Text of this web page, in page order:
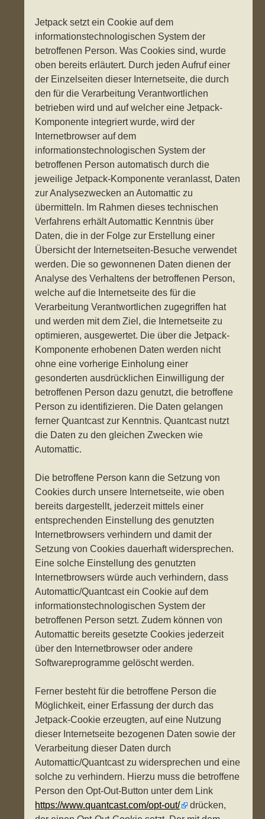
Jetpack setzt ein Cookie auf dem
informationstechnologischen System der
betroffenen Person. Was Cookies sind, wurde
oben bereits erläutert. Durch jeden Aufruf einer
der Einzelseiten dieser Internetseite, die durch
den für die Verarbeitung Verantwortlichen
betrieben wird und auf welcher eine Jetpack-
Komponente integriert wurde, wird der
Internetbrowser auf dem
informationstechnologischen System der
betroffenen Person automatisch durch die
jeweilige Jetpack-Komponente veranlasst, Daten
zur Analysezwecken an Automattic zu
übermitteln. Im Rahmen dieses technischen
Verfahrens erhält Automattic Kenntnis über
Daten, die in der Folge zur Erstellung einer
Übersicht der Internetseiten-Besuche verwendet
werden. Die so gewonnenen Daten dienen der
Analyse des Verhaltens der betroffenen Person,
welche auf die Internetseite des für die
Verarbeitung Verantwortlichen zugegriffen hat
und werden mit dem Ziel, die Internetseite zu
optimieren, ausgewertet. Die über die Jetpack-
Komponente erhobenen Daten werden nicht
ohne eine vorherige Einholung einer
gesonderten ausdrücklichen Einwilligung der
betroffenen Person dazu genutzt, die betroffene
Person zu identifizieren. Die Daten gelangen
ferner Quantcast zur Kenntnis. Quantcast nutzt
die Daten zu den gleichen Zwecken wie
Automattic.
Die betroffene Person kann die Setzung von
Cookies durch unsere Internetseite, wie oben
bereits dargestellt, jederzeit mittels einer
entsprechenden Einstellung des genutzten
Internetbrowsers verhindern und damit der
Setzung von Cookies dauerhaft widersprechen.
Eine solche Einstellung des genutzten
Internetbrowsers würde auch verhindern, dass
Automattic/Quantcast ein Cookie auf dem
informationstechnologischen System der
betroffenen Person setzt. Zudem können von
Automattic bereits gesetzte Cookies jederzeit
über den Internetbrowser oder andere
Softwareprogramme gelöscht werden.
Ferner besteht für die betroffene Person die
Möglichkeit, einer Erfassung der durch das
Jetpack-Cookie erzeugten, auf eine Nutzung
dieser Internetseite bezogenen Daten sowie der
Verarbeitung dieser Daten durch
Automattic/Quantcast zu widersprechen und eine
solche zu verhindern. Hierzu muss die betroffene
Person den Opt-Out-Button unter dem Link
https://www.quantcast.com/opt-out/
drücken,